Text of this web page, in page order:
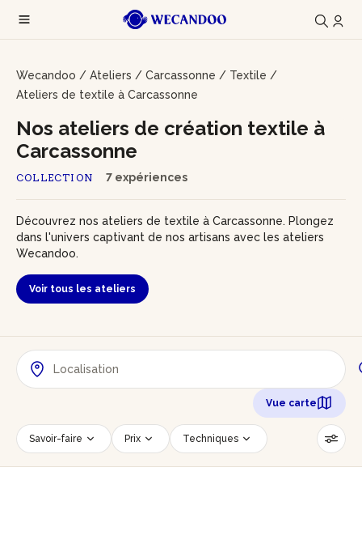
Wecandoo / Ateliers / Carcassonne / Textile /
Ateliers de textile à Carcassonne
COLLECTION 7 expériences
Nos ateliers de création textile à
Carcassonne
Découvrez nos ateliers de textile à Carcassonne. Plongez
dans l'univers captivant de nos artisans avec les ateliers
Wecandoo.
Voir tous les ateliers
Vue carte
Savoir-faire Prix Techniques
Date Créneau horaire